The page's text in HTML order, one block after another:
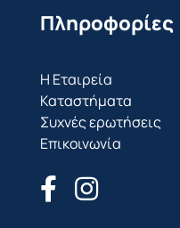
Πληροφορίες
Η Εταιρεία
Καταστήματα
Συχνές ερωτήσεις
Επικοινωνία